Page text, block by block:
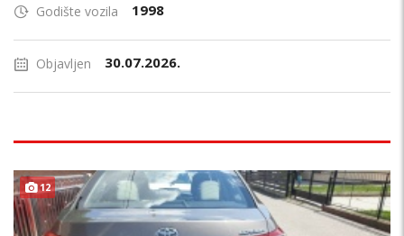
Godište vozila 1998
Objavljen 30.07.2026.
12 POVOLJNO !